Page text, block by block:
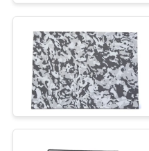
แผ่นรอง